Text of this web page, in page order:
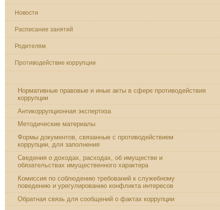
Новости
Расписание занятий
Родителям
Противодействие коррупции
Нормативные правовые и иные акты в сфере противодействия
коррупции
Антикоррупционная экспертиза
Методические материалы
Формы документов, связанные с противодействием
коррупции, для заполнения
Сведения о доходах, расходах, об имуществе и
обязательствах имущественного характера
Комиссия по соблюдению требований к служебному
поведению и урегулированию конфликта интересов
Обратная связь для сообщений о фактах коррупции